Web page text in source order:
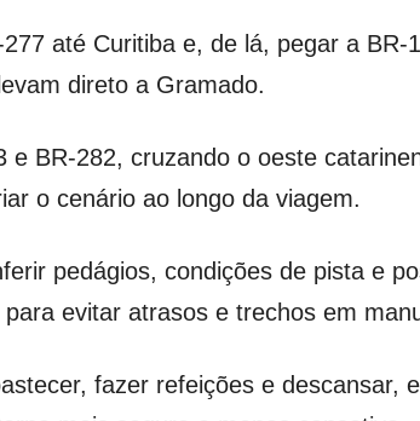
até Curitiba e, de lá, pegar a
direto a Gramado.
BR-282, cruzando o oeste
o cenário ao longo da viagem.
pedágios, condições de pista e
evitar atrasos e trechos em
fazer refeições e descansar,